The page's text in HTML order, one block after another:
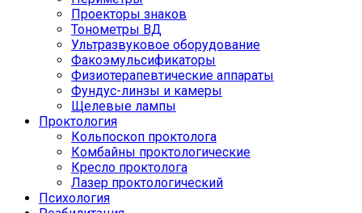
Проекторы знаков
Тонометры ВД
Ультразвуковое оборудование
Факоэмульсификаторы
Физиотерапевтические аппараты
Фундус-линзы и камеры
Щелевые лампы
Проктология
Кольпоскоп проктолога
Комбайны проктологические
Кресло проктолога
Лазер проктологический
Психология